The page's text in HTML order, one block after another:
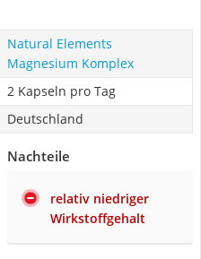
Natural Elements
Magnesium Komplex
2 Kapseln pro Tag
Deutschland
Nachteile
relativ niedriger
Wirkstoffgehalt